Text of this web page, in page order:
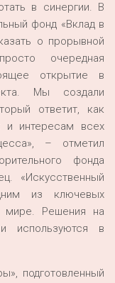
в синергии. В
фонд «Вклад в
о прорывной
очередная
открытие в
Мы создали
ответит, как
и интересам всех
– отметил
фонда
«Искусственный
из ключевых
мире. Решения на
используются в
подготовленный